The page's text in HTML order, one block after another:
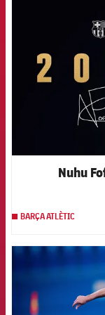
Nuhu
BARÇA ATLÈTIC